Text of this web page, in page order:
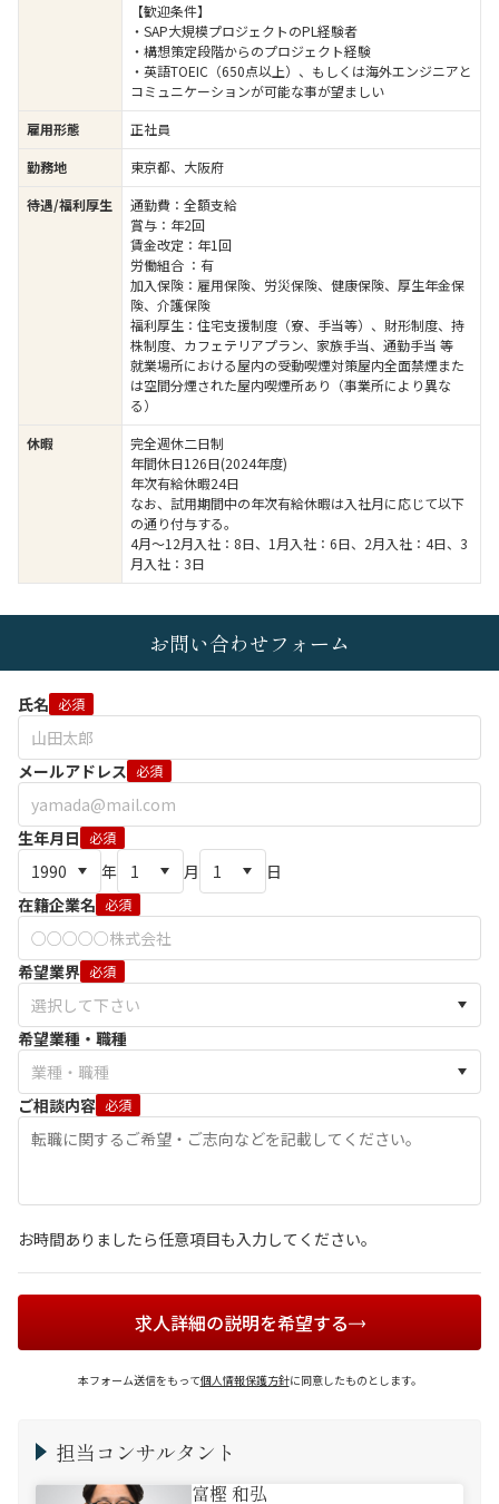
【歓迎条件】
・SAP大規模プロジェクトのPL経験者
・構想策定段階からのプロジェクト経験
・英語TOEIC（650点以上）、もしくは海外エンジニアと
コミュニケーションが可能な事が望ましい
雇用形態
正社員
勤務地
東京都、大阪府
待遇/福利厚生
通勤費：全額支給
賞与：年2回
賃金改定：年1回
労働組合 ：有
加入保険：雇用保険、労災保険、健康保険、厚生年金保
険、介護保険
福利厚生：住宅支援制度（寮、手当等）、財形制度、持
株制度、カフェテリアプラン、家族手当、通勤手当 等
就業場所における屋内の受動喫煙対策屋内全面禁煙また
は空間分煙された屋内喫煙所あり（事業所により異な
る）
休暇
完全週休二日制
年間休日126日(2024年度)
年次有給休暇24日
なお、試用期間中の年次有給休暇は入社月に応じて以下
の通り付与する。
4月～12月入社：8日、1月入社：6日、2月入社：4日、3
月入社：3日
お問い合わせフォーム
氏名 必須
メールアドレス 必須
生年月日 必須
年 月
日
在籍企業名 必須
希望業界 必須
希望業種・職種
ご相談内容 必須
お時間ありましたら任意項目も入力してください。
求人詳細の説明を希望する
本フォーム送信をもって個人情報保護方針に同意したものとします。
担当コンサルタント
富樫 和弘